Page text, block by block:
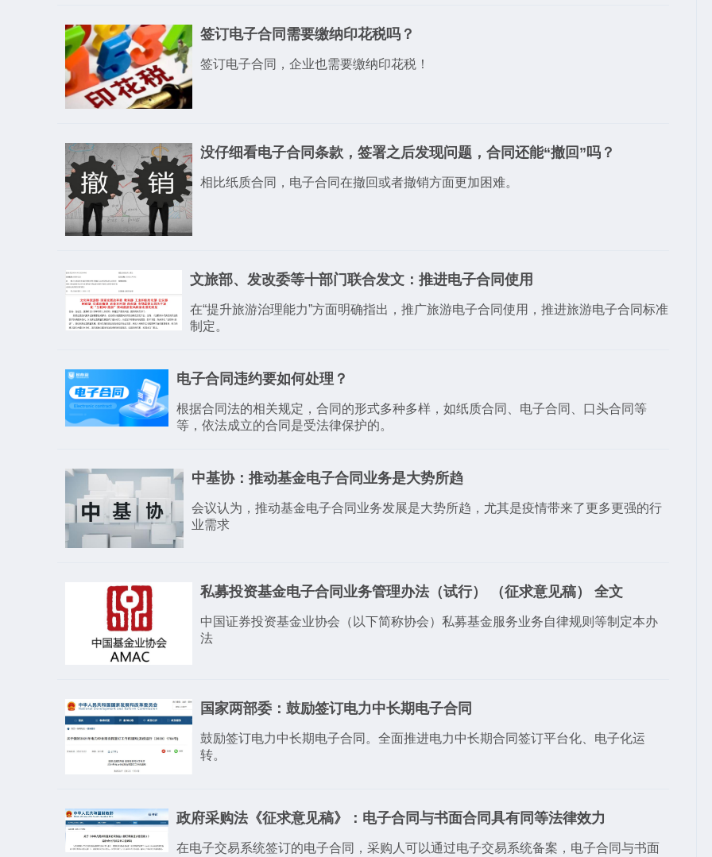
签订电子合同需要缴纳印花税吗？
签订电子合同，企业也需要缴纳印花税！
没仔细看电子合同条款，签署之后发现问题，合同还能“撤回”吗？
相比纸质合同，电子合同在撤回或者撤销方面更加困难。
文旅部、发改委等十部门联合发文：推进电子合同使用
在“提升旅游治理能力”方面明确指出，推广旅游电子合同使用，推进旅游电子合同标准
制定。
电子合同违约要如何处理？
根据合同法的相关规定，合同的形式多种多样，如纸质合同、电子合同、口头合同等
等，依法成立的合同是受法律保护的。
​中基协：推动基金电子合同业务是大势所趋
会议认为，推动基金电子合同业务发展是大势所趋，尤其是疫情带来了更多更强的行
业需求
私募投资基金电子合同业务管理办法（试行） （征求意见稿） 全文
中国证券投资基金业协会（以下简称协会）私募基金服务业务自律规则等制定本办
法
国家两部委：鼓励签订电力中长期电子合同
鼓励签订电力中长期电子合同。全面推进电力中长期合同签订平台化、电子化运
转。
政府采购法《征求意见稿》：电子合同与书面合同具有同等法律效力
在电子交易系统签订的电子合同，采购人可以通过电子交易系统备案，电子合同​与书面